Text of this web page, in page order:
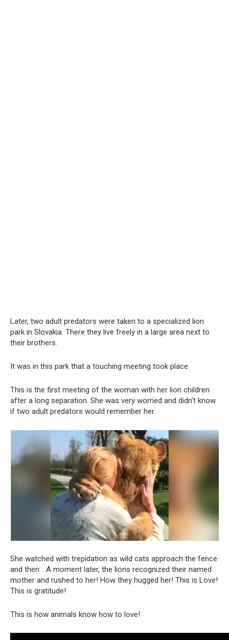
Later, two adult predators were taken to a specialized lion
park in Slovakia. There they live freely in a large area next to
their brothers.
It was in this park that a touching meeting took place.
This is the first meeting of the woman with her lion children
after a long separation. She was very worried and didn’t know
if two adult predators would remember her.
She watched with trepidation as wild cats approach the fence
and then …A moment later, the lions recognized their named
mother and rushed to her! How they hugged her! This is Love!
This is gratitude!
This is how animals know how to love!